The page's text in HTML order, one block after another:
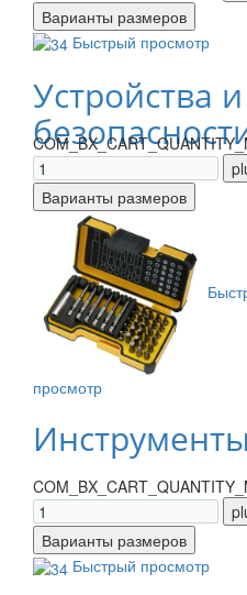
Быстрый просмотр
Устройства
просмотр
Быстрый просмотр